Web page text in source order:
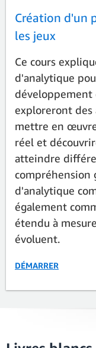
Création d'un
les jeux
Ce cours
d'analytique
développement
exploreront des
mettre en
réel et
atteindre
compréhension
d'analytique
également
étendu à
évoluent.
DÉMARRER